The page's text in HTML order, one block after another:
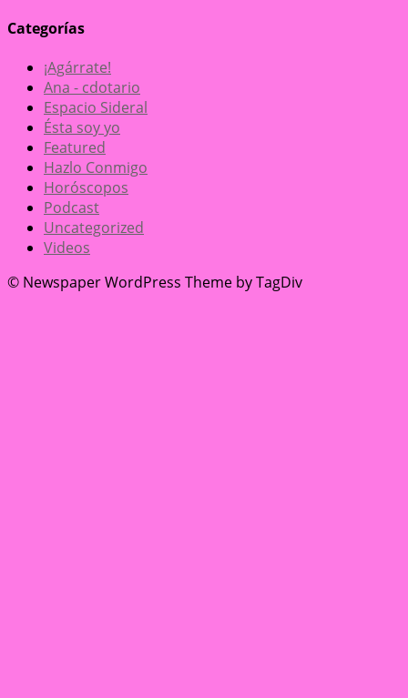
Categorías
¡Agárrate!
Ana - cdotario
Espacio Sideral
Ésta soy yo
Featured
Hazlo Conmigo
Horóscopos
Podcast
Uncategorized
Videos
© Newspaper WordPress Theme by TagDiv